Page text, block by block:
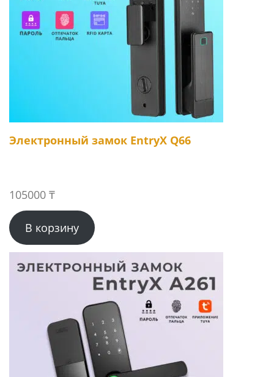
Электронный замок EntryX Q66
105000 ₸
В корзину